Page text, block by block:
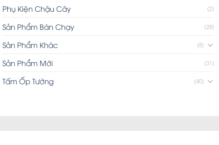
Phụ Kiện Chậu Cây (2)
Sản Phẩm Bán Chạy (28)
Sản Phẩm Khác (8)
Sản Phẩm Mới (31)
Tấm Ốp Tường (40)